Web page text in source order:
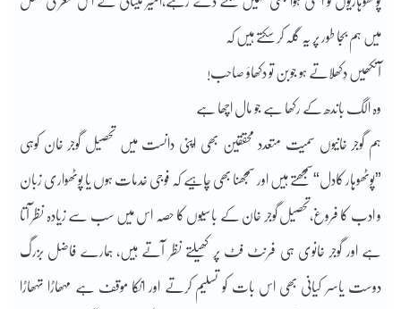
میں ہم بجا طور پر یہ گلہ کر سکتے ہیں کہ
آنکھیں دِکھلاتے ہو جوبن تو دکھاؤ صاحب!
وہ الگ باندھ کے رکھا ہے جو مال اچھا ہے
ہم گوجر خانیوں سمیت متعدد محققین بھی اپنی دانست میں تحصیل گوجر خان کوہی
”پوٹھوہار کادل“سمجھتے ہیں اور سمجھنا بھی چاہیے کہ فوجی خدمات ہوں یا پوٹھواری زبان
و ادب کا فروغ،تحصیل گوجر خان کے باسیوں کا حصہ اس میں سب سے زیادہ نظر آتا
ہے اور گوجر خانوی ہی فرنٹ فٹ پر کھیلتے نظر آتے ہیں، ہمارے فاضل بزرگ
دوست یاسر کیانی بھی اس بات کو تسلیم کرتے اور انکا موقف ہے مہھاڑا تہھاڑا